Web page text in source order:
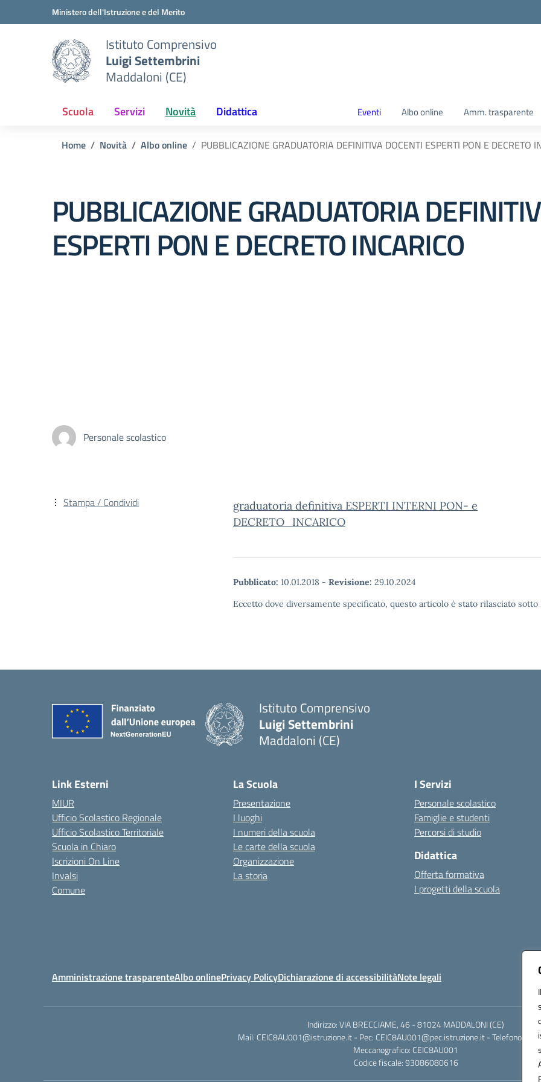
Vai ai contenuti
Vai al menu di navigazioneMinistero dell'Istruzione e del Merito
Istituto Comprensivo
Luigi Settembrini
Maddaloni (CE)
Scuola Servizi Novità Didattica Eventi Albo online Amm. trasparente
Home Novità Albo online PUBBLICAZIONE GRADUATORIA DEFINITIVA DOCENTI ESPERTI PON E DECRETO
PUBBLICAZIONE GRADUATORIA
ESPERTI PON E DECRETO INCARICO
Personale scolastico
graduatoria definitiva ESPERTI INTERNI PON- e
DECRETO_INCARICO
Pubblicato: 10.01.2018 - Revisione: 29.10.2024
Eccetto dove diversamente specificato, questo articolo è stato rilasciato
Stampa / Condividi
Istituto Comprensivo
Luigi Settembrini
Maddaloni (CE)
Link Esterni
MIUR
Ufficio Scolastico Regionale
Ufficio Scolastico Territoriale
Scuola in Chiaro
Iscrizioni On Line
Invalsi
Comune
La Scuola
Presentazione
I luoghi
I numeri della scuola
Le carte della scuola
Organizzazione
La storia
I Servizi
Personale scolastico
Famiglie e studenti
Percorsi di studio
Didattica
Offerta formativa
I progetti della scuola
Amministrazione trasparenteAlbo onlinePrivacy PolicyDichiarazione di accessibilitàNote legali
Indirizzo: VIA BRECCIAME, 46 - 81024 MADDALONI (CE)
Mail: CEIC8AU001@istruzione.it - Pec: CEIC8AU001@pec.istruzione.it - Telefono:
Meccanografico: CEIC8AU001
Codice fiscale: 93086080616